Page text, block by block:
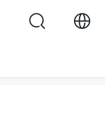
search